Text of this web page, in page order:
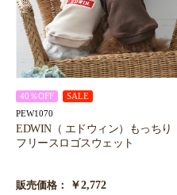
40％OFF SALE
PEW1070
EDWIN（ エドウィン）もっちり
フリースロゴスウェット
販売価格： ￥2,772